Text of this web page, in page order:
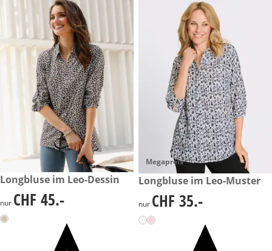
CHF 45.-
Longbluse im Leo-Dessin
CHF 45.-
nur CHF 45.-
Megapreis
CHF 35.-
Longbluse im Leo-Muster
CHF 35.-
nur CHF 35.-